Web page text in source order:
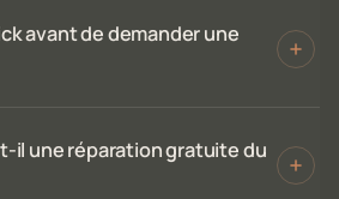
avant de demander une
il une réparation gratuite du